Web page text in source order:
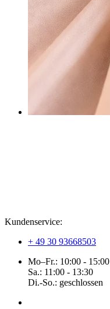
Kundenservice:
+ 49 30 93668503
Mo–Fr.: 10:00 - 15:00
Sa.: 11:00 - 13:30
Di.-So.: geschlossen